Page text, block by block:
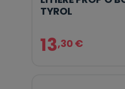
TYROL
13,30 €